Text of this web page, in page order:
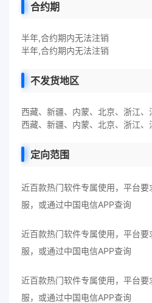
合约期
半年,合约期内无法注销
半年,合约期内无法注销
不发货地区
西藏、新疆、内蒙、北京、浙江、
西藏、新疆、内蒙、北京、浙江、
定向范围
近百款热门软件专属使用，平台
服，或通过中国电信APP查询
近百款热门软件专属使用，平台
服，或通过中国电信APP查询
近百款热门软件专属使用，平台
服，或通过中国电信APP查询